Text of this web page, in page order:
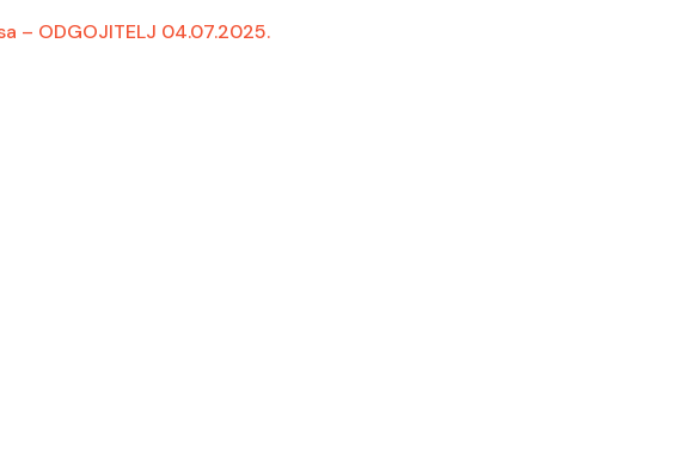
– ODGOJITELJ 04.07.2025.